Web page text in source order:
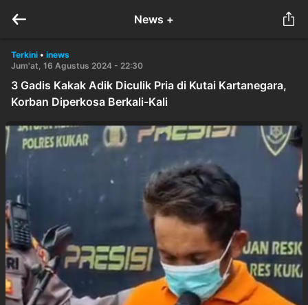
News +
Terkini • inews
Jum'at, 16 Agustus 2024 - 22:30
3 Gadis Kakak Adik Diculik Pria di Kutai Kartanegara,
Korban Diperkosa Berkali-Kali